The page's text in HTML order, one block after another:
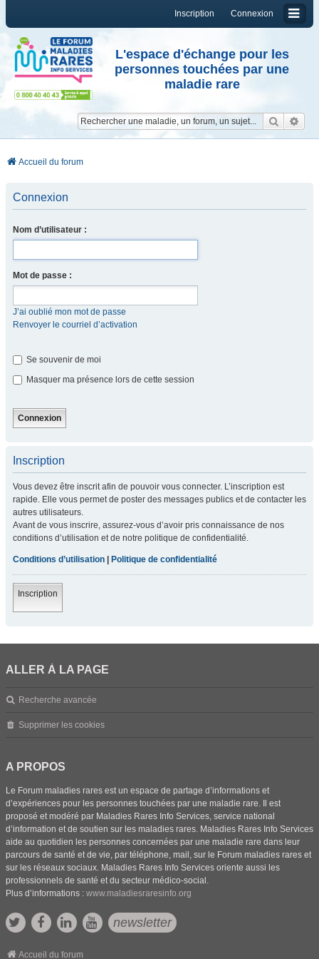
Connexion
Inscription
L'espace d'échange pour les
personnes touchées par une
maladie rare
Accueil du forum
Connexion
Nom d’utilisateur :
Mot de passe :
J’ai oublié mon mot de passe
Renvoyer le courriel d’activation
Se souvenir de moi
Masquer ma présence lors de cette session
Inscription
Vous devez être inscrit afin de pouvoir vous connecter. L’inscription est
rapide. Elle vous permet de poster des messages publics et de contacter les
autres utilisateurs.
Avant de vous inscrire, assurez-vous d’avoir pris connaissance de nos
conditions d’utilisation et de notre politique de confidentialité.
Conditions d’utilisation Politique de confidentialité
Inscription
ALLER À LA PAGE
Recherche avancée
Supprimer les cookies
A PROPOS
Le Forum maladies rares est un espace de partage d’informations et
d’expériences pour les personnes touchées par une maladie rare. Il est
proposé et modéré par Maladies Rares Info Services, service national
d’information et de soutien sur les maladies rares. Maladies Rares Info Services
aide au quotidien les personnes concernées par une maladie rare dans leur
parcours de santé et de vie, par téléphone, mail, sur le Forum maladies rares et
sur les réseaux sociaux. Maladies Rares Info Services oriente aussi les
professionnels de santé et du secteur médico-social.
Plus d’informations : www.maladiesraresinfo.org
newsletter
Accueil du forum